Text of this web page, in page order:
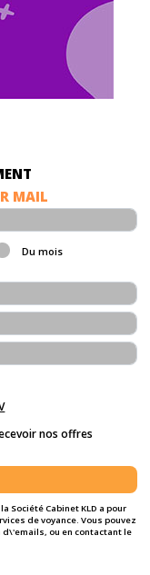
MAIL
Du mois
nos offres
Société Cabinet KLD a pour
de voyance. Vous pouvez
ou en contactant le